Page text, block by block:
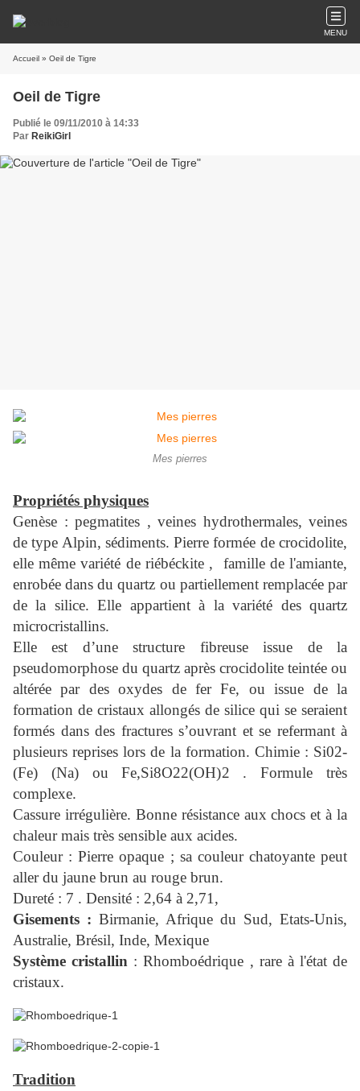
MENU
Accueil » Oeil de Tigre
Oeil de Tigre
Publié le 09/11/2010 à 14:33
Par ReikiGirl
Mes pierres
Propriétés physiques
Genèse : pegmatites , veines hydrothermales, veines
de type Alpin, sédiments. Pierre formée de crocidolite,
elle même variété de riébéckite , famille de l'amiante,
enrobée dans du quartz ou partiellement remplacée par
de la silice. Elle appartient à la variété des quartz
microcristallins.
Elle est d’une structure fibreuse issue de la
pseudomorphose du quartz après crocidolite teintée ou
altérée par des oxydes de fer Fe, ou issue de la
formation de cristaux allongés de silice qui se seraient
formés dans des fractures s’ouvrant et se refermant à
plusieurs reprises lors de la formation. Chimie : Si02-
(Fe) (Na) ou Fe,Si8O22(OH)2 . Formule très
complexe.
Cassure irrégulière. Bonne résistance aux chocs et à la
chaleur mais très sensible aux acides.
Couleur : Pierre opaque ; sa couleur chatoyante peut
aller du jaune brun au rouge brun.
Dureté : 7 . Densité : 2,64 à 2,71,
Gisements : Birmanie, Afrique du Sud, Etats-Unis,
Australie, Brésil, Inde, Mexique
Système cristallin : Rhomboédrique , rare à l'état de
cristaux.
Tradition